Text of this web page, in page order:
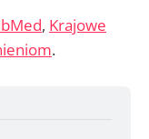
, Krajowe
.